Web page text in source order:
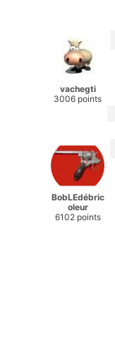
vachegti
3006 points
BobLEdébric
oleur
6102 points